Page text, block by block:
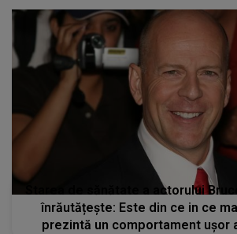
Starea de sănătate a actorului
înrăutățește: Este din ce in ce
prezintă un comportament ușor